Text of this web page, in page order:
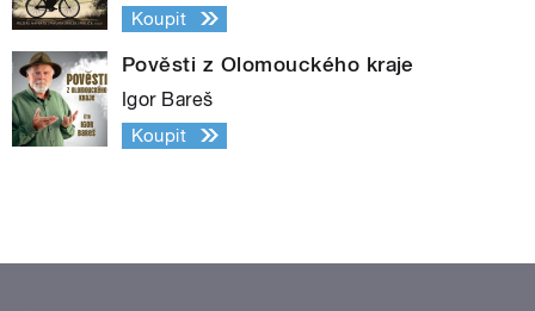
Koupit
Pověsti z Olomouckého kraje
Igor Bareš
Koupit